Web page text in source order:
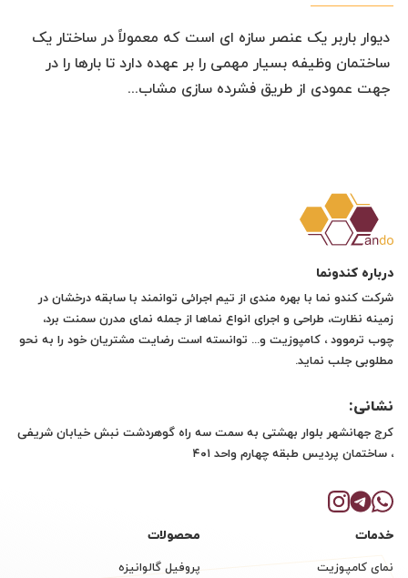
دیوار باربر یک عنصر سازه ای است که معمولاً در ساختار یک
ساختمان وظیفه بسیار مهمی را بر عهده دارد تا بارها را در
جهت عمودی از طریق فشرده سازی مشاب...
درباره کندونما
شرکت کندو نما با بهره مندی از تیم اجرائی توانمند با سابقه درخشان در
زمینه نظارت، طراحی و اجرای انواع نماها از جمله نمای مدرن سمنت برد،
چوب ترموود ، کامپوزیت و... توانسته است رضایت مشتریان خود را به نحو
مطلوبی جلب نماید.
نشانی:
کرج جهانشهر بلوار بهشتی به سمت سه راه گوهردشت نبش خیابان شریفی
، ساختمان پردیس طبقه چهارم واحد ۴۰۱
خدمات
نمای کامپوزیت
محصولات
پروفیل گالوانیزه